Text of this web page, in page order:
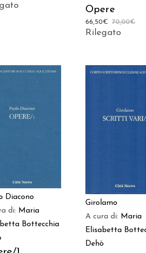
Opere
70,00€
66,50€
Rilegato
AGGIUNGI AL
Diacono
di: Maria
Bottecchia
AGGIUNGI AL
Girolamo
A cura di: Maria
Elisabetta
Dehò